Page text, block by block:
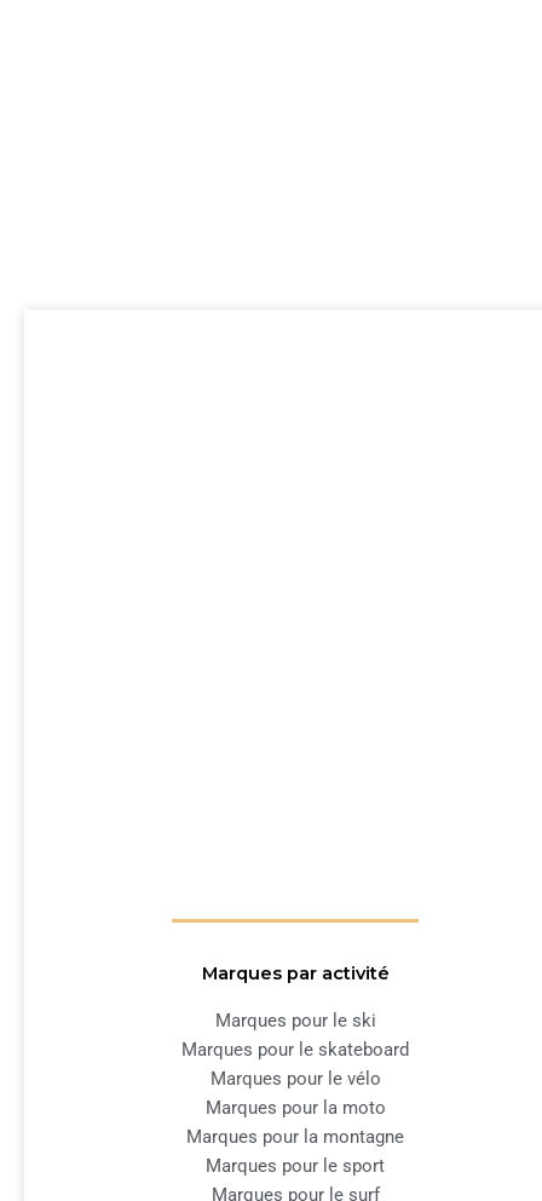
Marques par activité
Marques pour le ski
Marques pour le skateboard
Marques pour le vélo
Marques pour la moto
Marques pour la montagne
Marques pour le sport
Marques pour le surf